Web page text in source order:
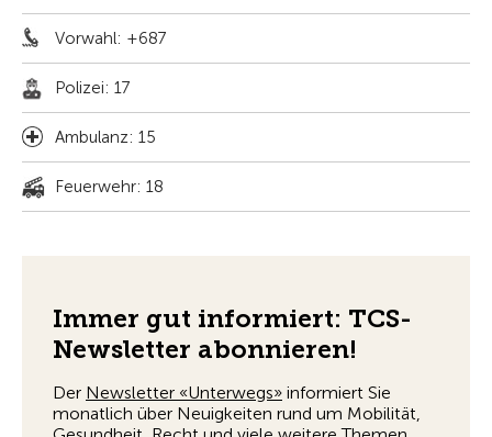
Vorwahl: +687
Polizei: 17
Ambulanz: 15
Feuerwehr: 18